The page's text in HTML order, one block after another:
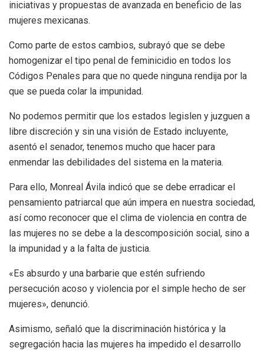
iniciativas y propuestas de avanzada en beneficio de las
mujeres mexicanas.
Como parte de estos cambios, subrayó que se debe
homogenizar el tipo penal de feminicidio en todos los
Códigos Penales para que no quede ninguna rendija por la
que se pueda colar la impunidad.
No podemos permitir que los estados legislen y juzguen a
libre discreción y sin una visión de Estado incluyente,
asentó el senador, tenemos mucho que hacer para
enmendar las debilidades del sistema en la materia.
Para ello, Monreal Ávila indicó que se debe erradicar el
pensamiento patriarcal que aún impera en nuestra sociedad,
así como reconocer que el clima de violencia en contra de
las mujeres no se debe a la descomposición social, sino a
la impunidad y a la falta de justicia.
«Es absurdo y una barbarie que estén sufriendo
persecución acoso y violencia por el simple hecho de ser
mujeres», denunció.
Asimismo, señaló que la discriminación histórica y la
segregación hacia las mujeres ha impedido el desarrollo